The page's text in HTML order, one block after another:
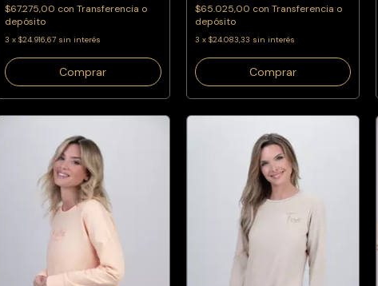
$67.275,00 con Transferencia o
depósito
3 x $24.916,67 sin interés
Comprar
$65.025,00 con Transferencia o
depósito
3 x $24.083,33 sin interés
Comprar